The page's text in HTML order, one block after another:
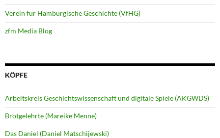
Verein für Hamburgische Geschichte (VfHG)
zfm Media Blog
KÖPFE
Arbeitskreis Geschichtswissenschaft und digitale Spiele (AKGWDS)
Brotgelehrte (Mareike Menne)
Das Daniel (Daniel Matschijewski)